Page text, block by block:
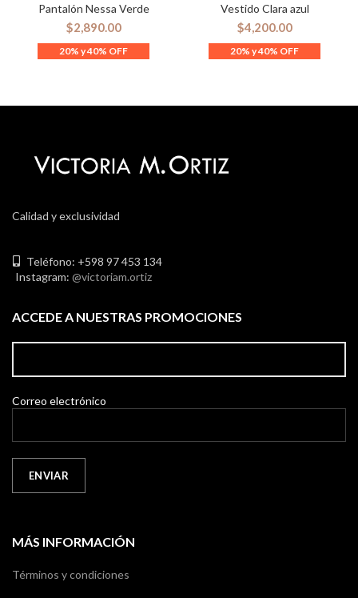
Pantalón Nessa Verde
$2,890.00
Vestido Clara azul
$4,200.00
Calidad y exclusividad
Teléfono: +598 97 453 134
Instagram: @victoriam.ortiz
ACCEDE A NUESTRAS PROMOCIONES
Correo electrónico
MÁS INFORMACIÓN
Términos y condiciones